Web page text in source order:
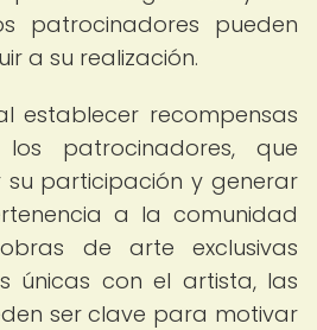
patrocinadores pueden
a su realización.
establecer recompensas
patrocinadores, que
su participación y generar
a la comunidad
de arte exclusivas
únicas con el artista, las
ser clave para motivar